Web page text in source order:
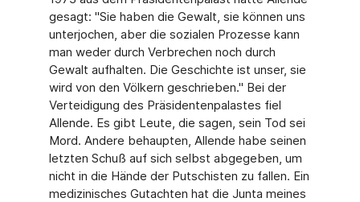
gesagt: "Sie haben die Gewalt, sie können uns
unterjochen, aber die sozialen Prozesse kann
man weder durch Verbrechen noch durch
Gewalt aufhalten. Die Geschichte ist unser, sie
wird von den Völkern geschrieben." Bei der
Verteidigung des Präsidentenpalastes fiel
Allende. Es gibt Leute, die sagen, sein Tod sei
Mord. Andere behaupten, Allende habe seinen
letzten Schuß auf sich selbst abgegeben, um
nicht in die Hände der Putschisten zu fallen. Ein
medizinisches Gutachten hat die Junta meines